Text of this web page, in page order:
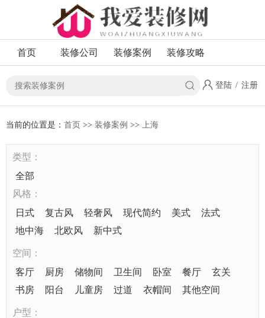
首页 装修公司 装修案例 装修攻略
登陆 / 注册
当前的位置是： 首页 >> 装修案例 >> 上海
类型：
全部
风格：
日式
复古风 轻奢风 现代简约 美式
法式
地中海
北欧风 新中式
空间：
客厅
厨房 储物间 卫生间 卧室 餐厅
玄关
书房
阳台 儿童房 过道 衣帽间 其他空间
户型：